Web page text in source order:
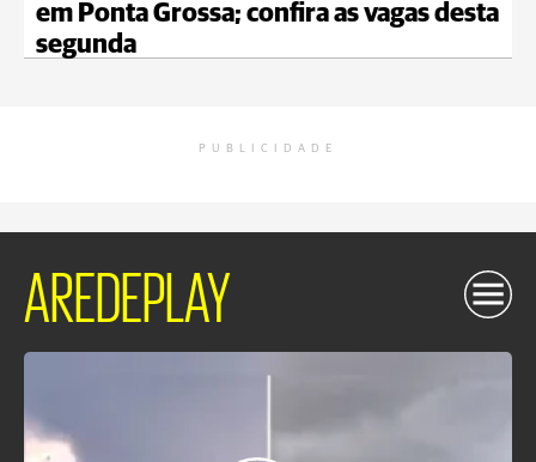
em Ponta Grossa; confira as vagas desta
segunda
PUBLICIDADE
AREDEPLAY